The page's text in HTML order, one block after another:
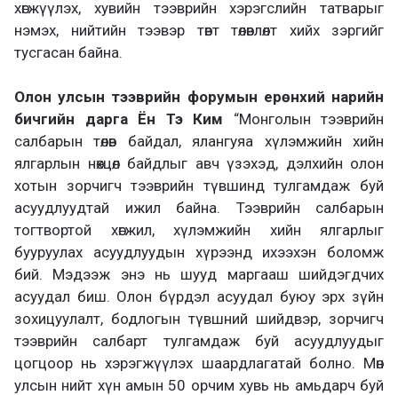
хөгжүүлэх, хувийн тээврийн хэрэгслийн татварыг
нэмэх, нийтийн тээвэр төвт төлөвлөлт хийх зэргийг
тусгасан байна.
Олон улсын тээврийн форумын ерөнхий нарийн
бичгийн дарга Ён Тэ Ким “Монголын тээврийн
салбарын төлөв байдал, ялангуяа хүлэмжийн хийн
ялгарлын нөхцөл байдлыг авч үзэхэд, дэлхийн олон
хотын зорчигч тээврийн түвшинд тулгамдаж буй
асуудлуудтай ижил байна. Тээврийн салбарын
тогтвортой хөгжил, хүлэмжийн хийн ялгарлыг
бууруулах асуудлуудын хүрээнд ихээхэн боломж
бий. Мэдээж энэ нь шууд маргааш шийдэгдчих
асуудал биш. Олон бүрдэл асуудал буюу эрх зүйн
зохицуулалт, бодлогын түвшний шийдвэр, зорчигч
тээврийн салбарт тулгамдаж буй асуудлуудыг
цогцоор нь хэрэгжүүлэх шаардлагатай болно. Мөн
улсын нийт хүн амын 50 орчим хувь нь амьдарч буй